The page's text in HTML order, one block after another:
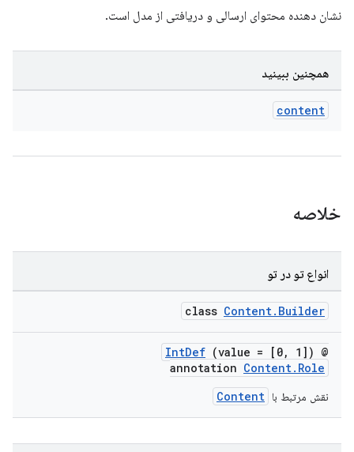
نشان دهنده محتوای ارسالی و دریافتی از مدل است.
همچنین ببینید
content
خلاصه
انواع تو در تو
class Content.Builder
@
IntDef (value = [0, 1])
annotation Content.Role
نقش مرتبط با Content